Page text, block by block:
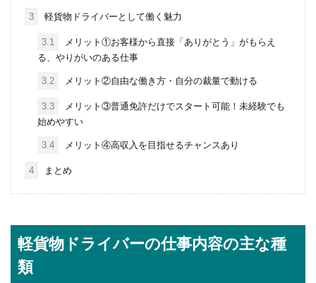
3 軽貨物ドライバーとして働く魅力
3.1
メリット①お客様から直接「ありがとう」がもらえ
る、やりがいのある仕事
3.2 メリット②自由な働き方・自分の裁量で動ける
3.3
メリット③普通免許だけでスタート可能！未経験でも
始めやすい
3.4 メリット④高収入を目指せるチャンスあり
4 まとめ
軽貨物ドライバーの仕事内容の主な種
類